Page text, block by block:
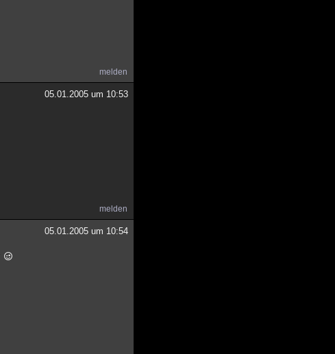
melden
05.01.2005 um 10:53
melden
05.01.2005 um 10:54